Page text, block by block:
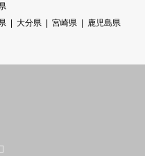
大分県 宮崎県
鹿児島県